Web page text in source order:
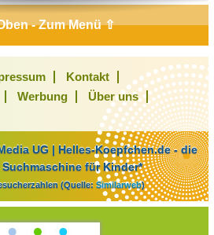
- Zum Menü ⇧
Kontakt
Werbung
Über uns
UG | Helles-Koepfchen.de - die
für Kinder*
(Quelle: Similarweb)